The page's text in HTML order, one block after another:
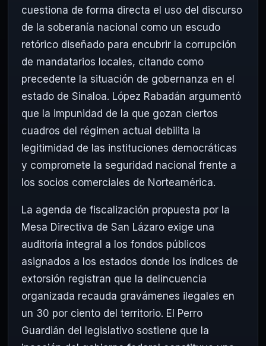
cuestiona de forma directa el uso del discurso
de la soberanía nacional como un escudo
retórico diseñado para encubrir la corrupción
de mandatarios locales, citando como
precedente la situación de gobernanza en el
estado de Sinaloa. López Rabadán argumentó
que la impunidad de la que gozan ciertos
cuadros del régimen actual debilita la
legitimidad de las instituciones democráticas
y compromete la seguridad nacional frente a
los socios comerciales de Norteamérica.
La agenda de fiscalización propuesta por la
Mesa Directiva de San Lázaro exige una
auditoría integral a los fondos públicos
asignados a los estados donde los índices de
extorsión registran que la delincuencia
organizada recauda gravámenes ilegales en
un 30 por ciento del territorio. El Perro
Guardián del legislativo sostiene que la